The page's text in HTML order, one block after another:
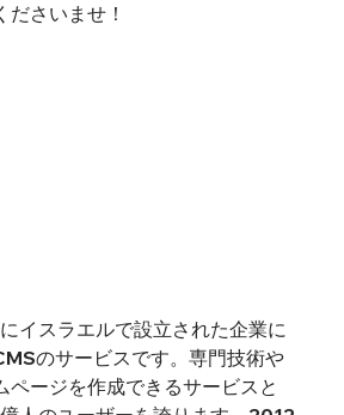
さいませ！
イスラエルで設立された企業に
のサービスです。専門技術や
ページを作成できるサービスと